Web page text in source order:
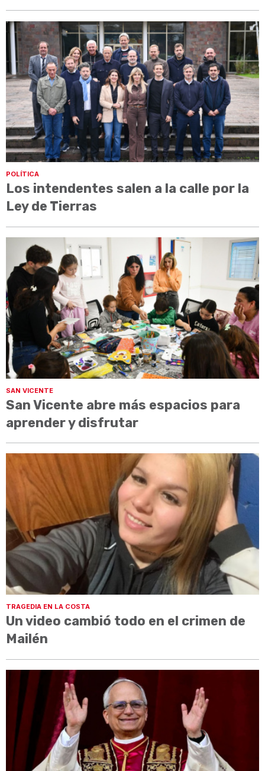
POLÍTICA
Los intendentes salen a la calle por la
Ley de Tierras
SAN VICENTE
San Vicente abre más espacios para
aprender y disfrutar
TRAGEDIA EN LA COSTA
Un video cambió todo en el crimen de
Mailén